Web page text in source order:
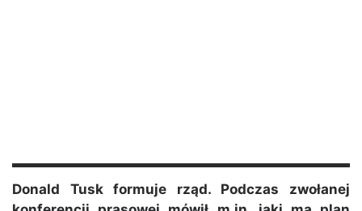
Donald Tusk formuje rząd. Podczas zwołanej